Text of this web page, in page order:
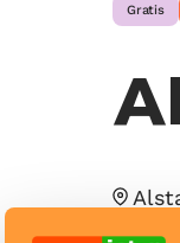
Gratis